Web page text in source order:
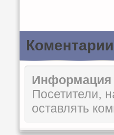
Коментарии
Информация
Посетители,
оставлять